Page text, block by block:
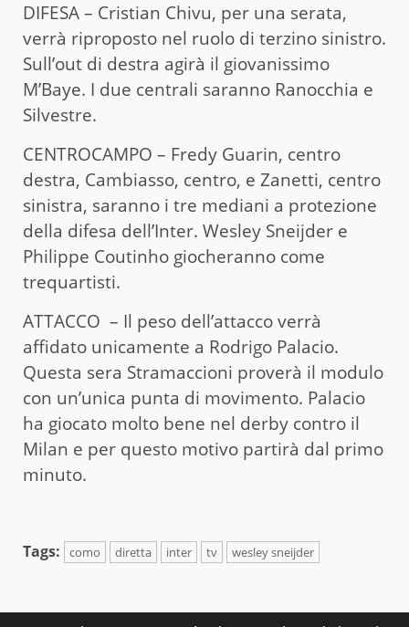
DIFESA – Cristian Chivu, per una serata,
verrà riproposto nel ruolo di terzino sinistro.
Sull’out di destra agirà il giovanissimo
M’Baye. I due centrali saranno Ranocchia e
Silvestre.
CENTROCAMPO – Fredy Guarin, centro
destra, Cambiasso, centro, e Zanetti, centro
sinistra, saranno i tre mediani a protezione
della difesa dell’Inter. Wesley Sneijder e
Philippe Coutinho giocheranno come
trequartisti.
ATTACCO – Il peso dell’attacco verrà
affidato unicamente a Rodrigo Palacio.
Questa sera Stramaccioni proverà il modulo
con un’unica punta di movimento. Palacio
ha giocato molto bene nel derby contro il
Milan e per questo motivo partirà dal primo
minuto.
Tags: como diretta inter tv wesley sneijder